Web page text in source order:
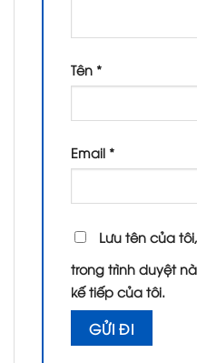
Tên *
Email *
Lưu tên của
trong trình duyệt
kế tiếp của tôi.